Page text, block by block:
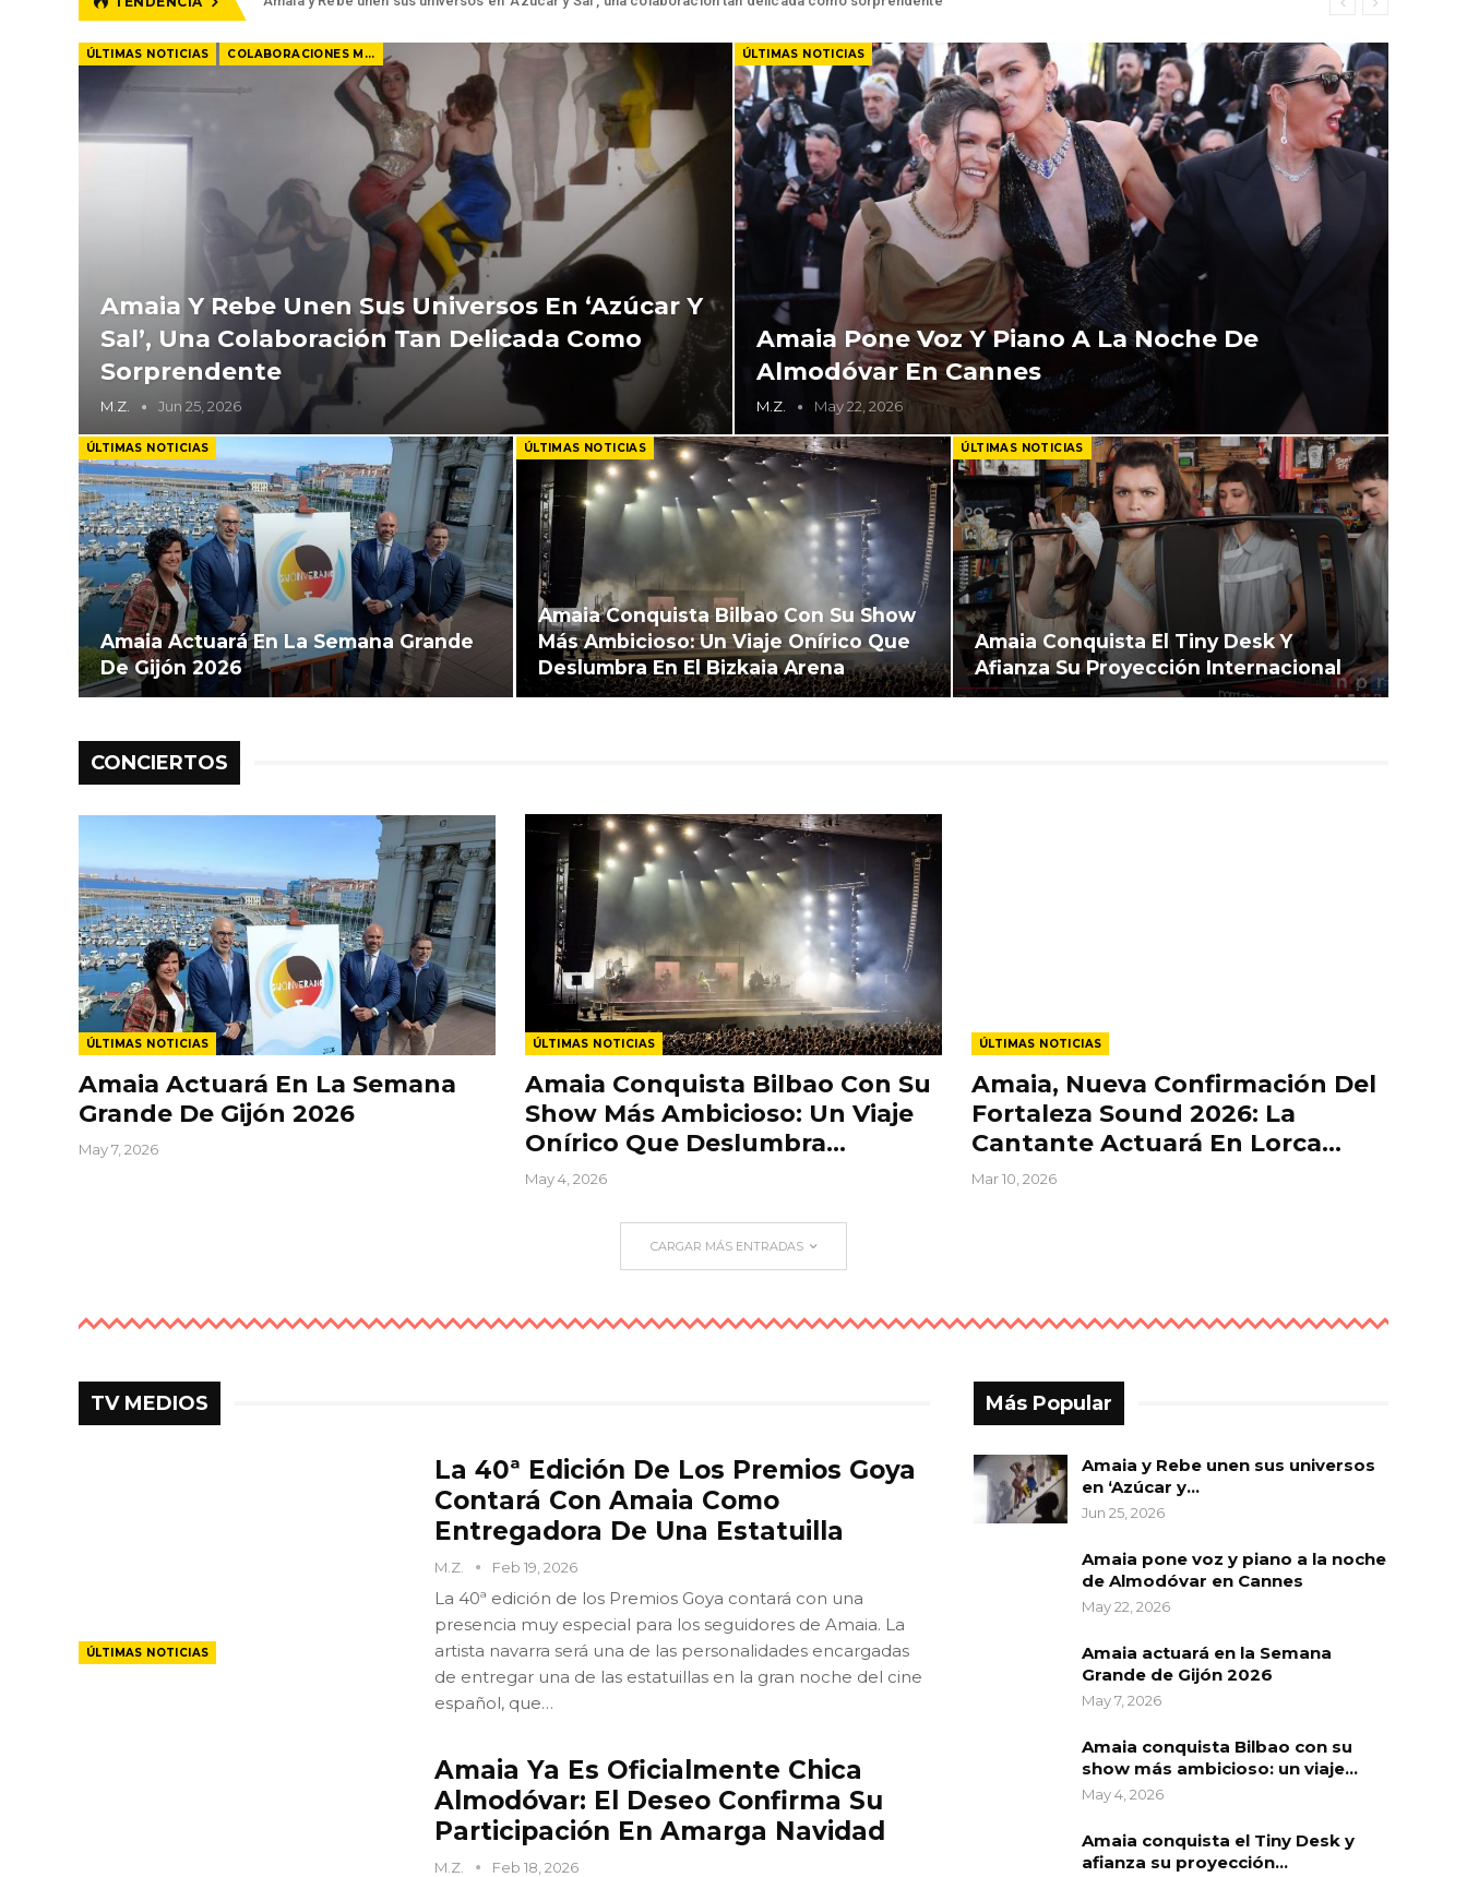
ÚLTIMAS NOTICIAS COLABORACIONES MUSICALES
Amaia Y Rebe Unen Sus Universos En ‘Azúcar Y
Sal’, Una Colaboración Tan Delicada Como
Sorprendente
M.Z. Jun 25, 2026
ÚLTIMAS NOTICIAS
Amaia Pone Voz Y Piano A La Noche De
Almodóvar En Cannes
M.Z. May 22, 2026
ÚLTIMAS NOTICIAS
Amaia Actuará En La Semana Grande
De Gijón 2026
ÚLTIMAS NOTICIAS
Amaia Conquista Bilbao Con Su Show
Más Ambicioso: Un Viaje Onírico Que
Deslumbra En El Bizkaia Arena
ÚLTIMAS NOTICIAS
Amaia Conquista El Tiny Desk Y
Afianza Su Proyección Internacional
CONCIERTOS
ÚLTIMAS NOTICIAS
Amaia Actuará En La Semana
Grande De Gijón 2026
May 7, 2026
ÚLTIMAS NOTICIAS
Amaia Conquista Bilbao Con Su
Show Más Ambicioso: Un Viaje
Onírico Que Deslumbra…
May 4, 2026
ÚLTIMAS NOTICIAS
Amaia, Nueva Confirmación Del
Fortaleza Sound 2026: La
Cantante Actuará En Lorca…
Mar 10, 2026
CARGAR MÁS ENTRADAS
TV MEDIOS
ÚLTIMAS NOTICIAS
La 40ª Edición De Los Premios Goya
Contará Con Amaia Como
Entregadora De Una Estatuilla
M.Z. Feb 19, 2026
La 40ª edición de los Premios Goya contará con una
presencia muy especial para los seguidores de Amaia. La
artista navarra será una de las personalidades encargadas
de entregar una de las estatuillas en la gran noche del cine
español, que…
Amaia Ya Es Oficialmente Chica
Almodóvar: El Deseo Confirma Su
Participación En Amarga Navidad
M.Z. Feb 18, 2026
Más Popular
Amaia y Rebe unen sus universos
en ‘Azúcar y…
Jun 25, 2026
Amaia pone voz y piano a la noche
de Almodóvar en Cannes
May 22, 2026
Amaia actuará en la Semana
Grande de Gijón 2026
May 7, 2026
Amaia conquista Bilbao con su
show más ambicioso: un viaje…
May 4, 2026
Amaia conquista el Tiny Desk y
afianza su proyección…